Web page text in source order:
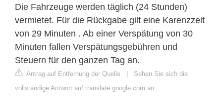
Die Fahrzeuge werden täglich (24 Stunden)
vermietet. Für die Rückgabe gilt eine Karenzzeit
von 29 Minuten . Ab einer Verspätung von 30
Minuten fallen Verspätungsgebühren und
Steuern für den ganzen Tag an.
Antrag auf Entfernung der Quelle | Sehen Sie sich die
vollständige Antwort auf translate.google.com an